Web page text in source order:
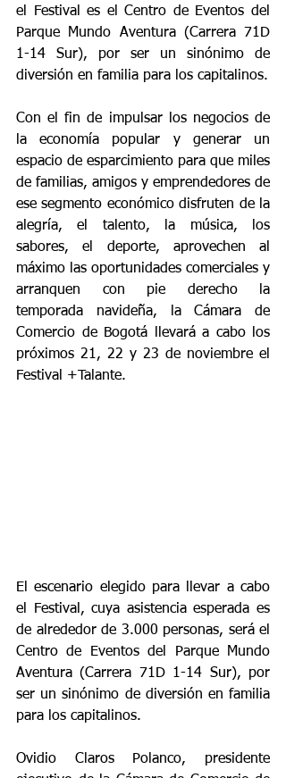
el Festival es el Centro de Eventos del
Parque Mundo Aventura (Carrera 71D
1-14 Sur), por ser un sinónimo de
diversión en familia para los capitalinos.
Con el fin de impulsar los negocios de
la economía popular y generar un
espacio de esparcimiento para que miles
de familias, amigos y emprendedores de
ese segmento económico disfruten de la
alegría, el talento, la música, los
sabores, el deporte, aprovechen al
máximo las oportunidades comerciales y
arranquen con pie derecho la
temporada navideña, la Cámara de
Comercio de Bogotá llevará a cabo los
próximos 21, 22 y 23 de noviembre el
Festival +Talante.
El escenario elegido para llevar a cabo
el Festival, cuya asistencia esperada es
de alrededor de 3.000 personas, será el
Centro de Eventos del Parque Mundo
Aventura (Carrera 71D 1-14 Sur), por
ser un sinónimo de diversión en familia
para los capitalinos.
Ovidio Claros Polanco, presidente